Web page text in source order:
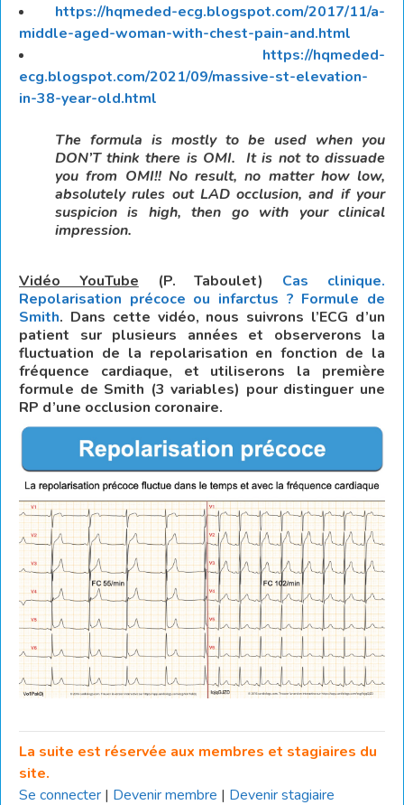
https://hqmeded-ecg.blogspot.com/2017/11/a-
middle-aged-woman-with-chest-pain-and.html
https://hqmeded-
ecg.blogspot.com/2021/09/massive-st-elevation-
in-38-year-old.html
The formula is mostly to be used when you
DON’T think there is OMI. It is not to dissuade
you from OMI!! No result, no matter how low,
absolutely rules out LAD occlusion, and if your
suspicion is high, then go with your clinical
impression.
Vidéo YouTube (P. Taboulet) Cas clinique.
Repolarisation précoce ou infarctus ? Formule de
Smith. Dans cette vidéo, nous suivrons l’ECG d’un
patient sur plusieurs années et observerons la
fluctuation de la repolarisation en fonction de la
fréquence cardiaque, et utiliserons la première
formule de Smith (3 variables) pour distinguer une
RP d’une occlusion coronaire.
La suite est réservée aux membres et stagiaires du
site.
Se connecter | Devenir membre | Devenir stagiaire